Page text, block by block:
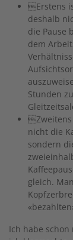
Erstens
deshalb
die Pause
dem
Stunden
Zweitens
nicht die
sondern
gleich.
Ich habe schon